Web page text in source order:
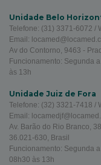
Unidade Belo
Telefone: (31) 3371-6072 /
Email:
Av do Contorno, 9463 -
Funcionamento: Segunda
às 13h
Unidade Juiz de Fora
Telefone: (32) 3321-7418 /
Email:
Av. Barão do Rio Branco,
36.021-630, Brasil
Funcionamento: Segunda
08h30 às 13h